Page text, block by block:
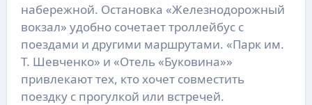
набережной. Остановка «Железнодорожный
вокзал» удобно сочетает троллейбус с
поездами и другими маршрутами. «Парк им.
Т. Шевченко» и «Отель «Буковина»»
привлекают тех, кто хочет совместить
поездку с прогулкой или встречей.